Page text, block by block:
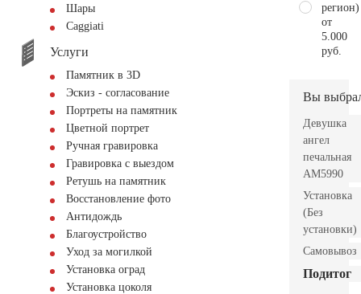
Шары
Сaggiati
Услуги
Памятник в 3D
Эскиз - согласование
Портреты на памятник
Цветной портрет
Ручная гравировка
Гравировка с выездом
Ретушь на памятник
Восстановление фото
Антидождь
Благоустройство
Уход за могилкой
Установка оград
Установка цоколя
регион)
от
5.000
руб.
Вы
Девушка
ангел
печальная
AM5990
Установка
(Без
установки)
Самовывоз
Подитог